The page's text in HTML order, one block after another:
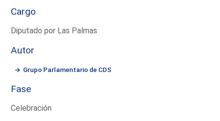
Cargo
Diputado por Las Palmas
Autor
Grupo Parlamentario de CDS
Fase
Celebración